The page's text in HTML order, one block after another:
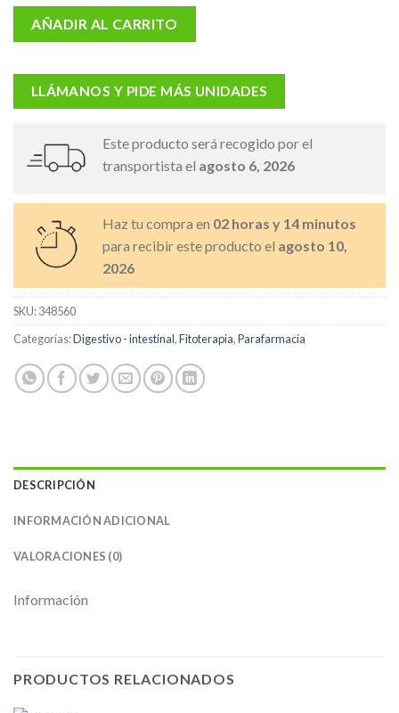
AÑADIR AL CARRITO
LLÁMANOS Y PIDE MÁS UNIDADES
Este producto será recogido por el
transportista el agosto 6, 2026
Haz tu compra en 02 horas y 14 minutos
para recibir este producto el agosto 10,
2026
SKU:348560
Categorías:Digestivo - intestinal,Fitoterapia,Parafarmacia
DESCRIPCIÓN
INFORMACIÓN ADICIONAL
VALORACIONES (0)
Información
PRODUCTOS RELACIONADOS